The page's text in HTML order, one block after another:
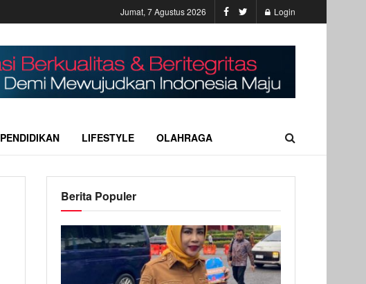
Jumat, 7 Agustus 2026 Login
PENDIDIKAN LIFESTYLE OLAHRAGA
Berita Populer